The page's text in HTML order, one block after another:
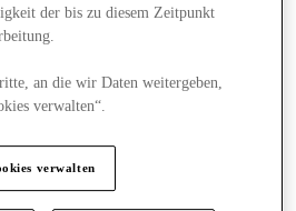
der bis zu diesem Zeitpunkt
an die wir Daten weitergeben,
verwalten“.
verwalten